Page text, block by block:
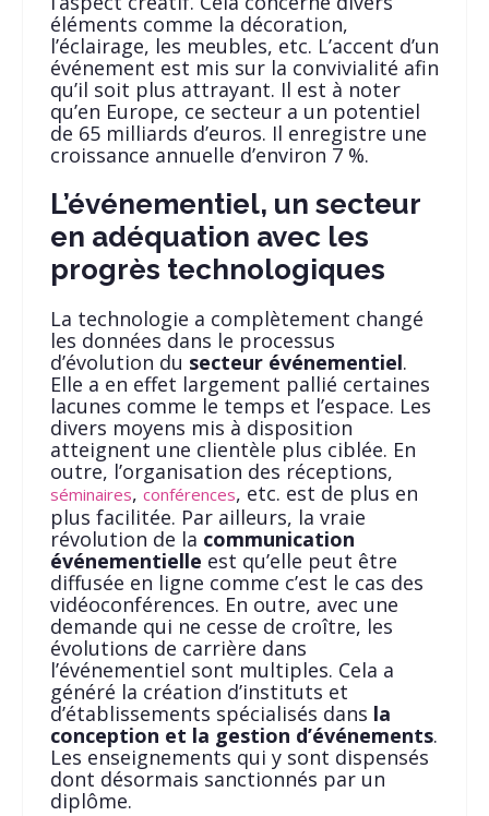
éléments comme la décoration,
l’éclairage, les meubles, etc. L’accent d’un
événement est mis sur la convivialité afin
qu’il soit plus attrayant. Il est à noter
qu’en Europe, ce secteur a un potentiel
de 65 milliards d’euros. Il enregistre une
croissance annuelle d’environ 7 %.
L’événementiel, un secteur
en adéquation avec les
progrès technologiques
La technologie a complètement changé
les données dans le processus
d’évolution du secteur événementiel.
Elle a en effet largement pallié certaines
lacunes comme le temps et l’espace. Les
divers moyens mis à disposition
atteignent une clientèle plus ciblée. En
outre, l’organisation des réceptions,
séminaires, conférences, etc. est de plus en
plus facilitée. Par ailleurs, la vraie
révolution de la communication
événementielle est qu’elle peut être
diffusée en ligne comme c’est le cas des
vidéoconférences. En outre, avec une
demande qui ne cesse de croître, les
évolutions de carrière dans
l’événementiel sont multiples. Cela a
généré la création d’instituts et
d’établissements spécialisés dans la
conception et la gestion d’événements.
Les enseignements qui y sont dispensés
dont désormais sanctionnés par un
diplôme.